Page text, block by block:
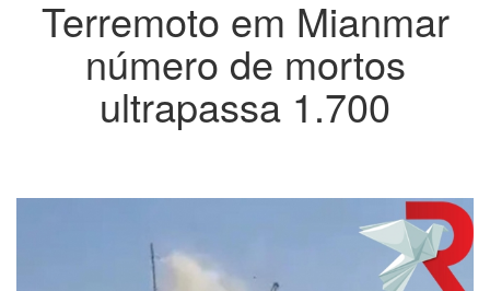
Terremoto em Mianmar
número de mortos
ultrapassa 1.700